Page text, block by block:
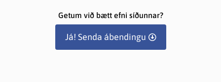
Getum við bætt efni síðunnar?
Já! Senda ábendingu